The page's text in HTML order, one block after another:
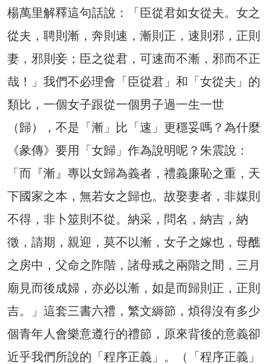
楊萬里解釋這句話說：「臣從君如女從夫。女之
從夫，聘則漸，奔則速，漸則正，速則邪，正則
妻，邪則妾；臣之從君，可速而不漸，邪而不正
哉！」我們不必理會「臣從君」和「女從夫」的
類比，一個女子跟從一個男子過一生一世
（歸），不是「漸」比「速」更穩妥嗎？為什麼
《彖傳》要用「女歸」作為說明呢？朱震說：
「而『漸』專以女歸為義者，禮義廉恥之重，天
下國家之本，無若女之歸也。故娶妻者，非媒則
不得，非卜筮則不從。納采，問名，納吉，納
徵，請期，親迎，莫不以漸，女子之嫁也，母醮
之房中，父命之阼階，諸母戒之兩階之間，三月
廟見而後成婦，亦必以漸，如是而歸則正，正則
吉。」這套三書六禮，繁文縟節，煩得沒有多少
個青年人會樂意遵行的禮節，原來背後的意義卻
近乎我們所說的「程序正義」。（「程序正義」